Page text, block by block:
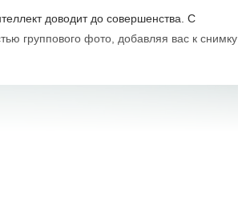
доводит до совершенства. С
группового фото, добавляя вас к снимку